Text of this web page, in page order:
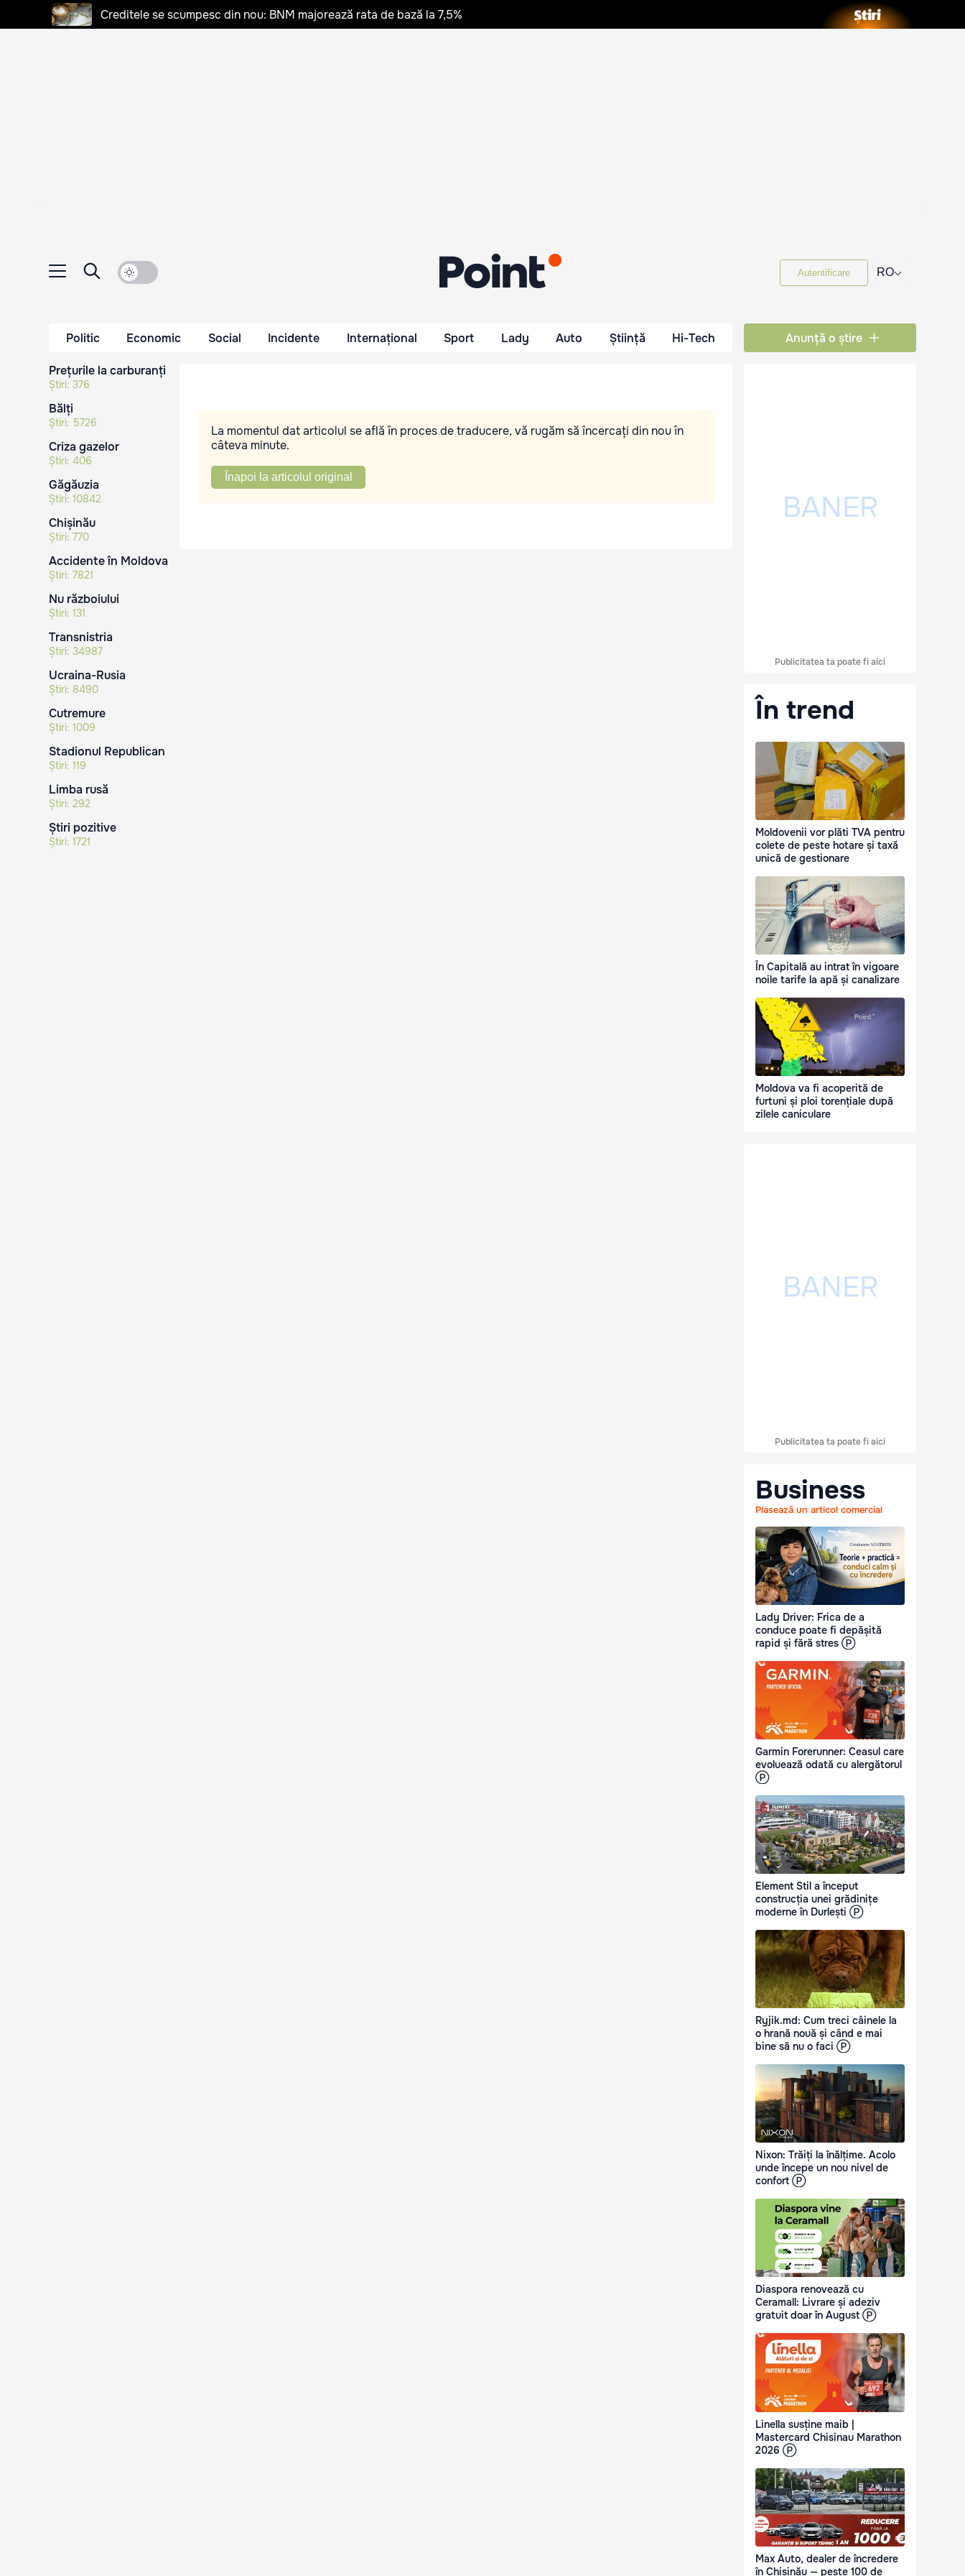
Creditele se scumpesc din nou: BNM majorează rata de bază la 7,5%
Autentificare RO⌵
Politic Economic Social Incidente Internațional Sport Lady Auto Știință Hi-Tech Anunță o știre
Prețurile la carburanți
Știri: 376
Bălți
Știri: 5726
Criza gazelor
Știri: 406
Găgăuzia
Știri: 10842
Chișinău
Știri: 770
Accidente în Moldova
Știri: 7821
Nu războiului
Știri: 131
Transnistria
Știri: 34987
Ucraina-Rusia
Știri: 8490
Cutremure
Știri: 1009
Stadionul Republican
Știri: 119
Limba rusă
Știri: 292
Știri pozitive
Știri: 1721
La momentul dat articolul se află în proces de traducere, vă rugăm să încercați din nou în
câteva minute.
Înapoi la articolul original
Publicitatea ta poate fi aici
În trend
Moldovenii vor plăti TVA pentru
colete de peste hotare și taxă
unică de gestionare
În Capitală au intrat în vigoare
noile tarife la apă și canalizare
Moldova va fi acoperită de
furtuni și ploi torențiale după
zilele caniculare
Publicitatea ta poate fi aici
Business
Plasează un articol comercial
Lady Driver: Frica de a
conduce poate fi depășită
rapid și fără stres Ⓟ
Garmin Forerunner: Ceasul care
evoluează odată cu alergătorul
Ⓟ
Element Stil a început
construcția unei grădinițe
moderne în Durlești Ⓟ
Ryjik.md: Cum treci câinele la
o hrană nouă și când e mai
bine să nu o faci Ⓟ
Nixon: Trăiți la înălțime. Acolo
unde începe un nou nivel de
confort Ⓟ
Diaspora renovează cu
Ceramall: Livrare și adeziv
gratuit doar în August Ⓟ
Linella susține maib |
Mastercard Chisinau Marathon
2026 Ⓟ
Max Auto, dealer de încredere
în Chișinău — peste 100 de